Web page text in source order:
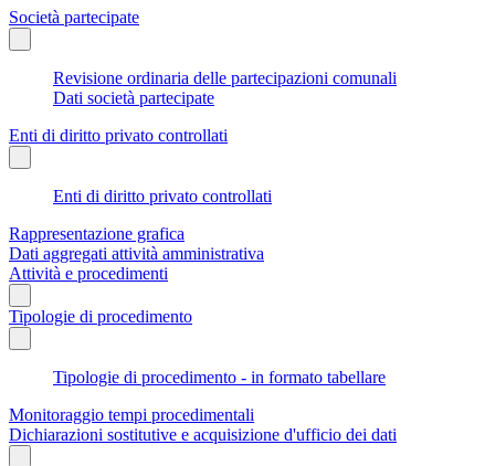
Società partecipate
Revisione ordinaria delle partecipazioni comunali
Dati società partecipate
Enti di diritto privato controllati
Enti di diritto privato controllati
Rappresentazione grafica
Dati aggregati attività amministrativa
Attività e procedimenti
Tipologie di procedimento
Tipologie di procedimento - in formato tabellare
Monitoraggio tempi procedimentali
Dichiarazioni sostitutive e acquisizione d'ufficio dei dati